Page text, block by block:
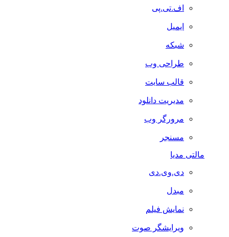
اف.تی.پی
ایمیل
شبکه
طراحی وب
قالب سایت
مدیریت دانلود
مرورگر وب
مسنجر
مالتی مدیا
دی.وی.دی
مبدل
نمایش فیلم
ویرایشگر صوت